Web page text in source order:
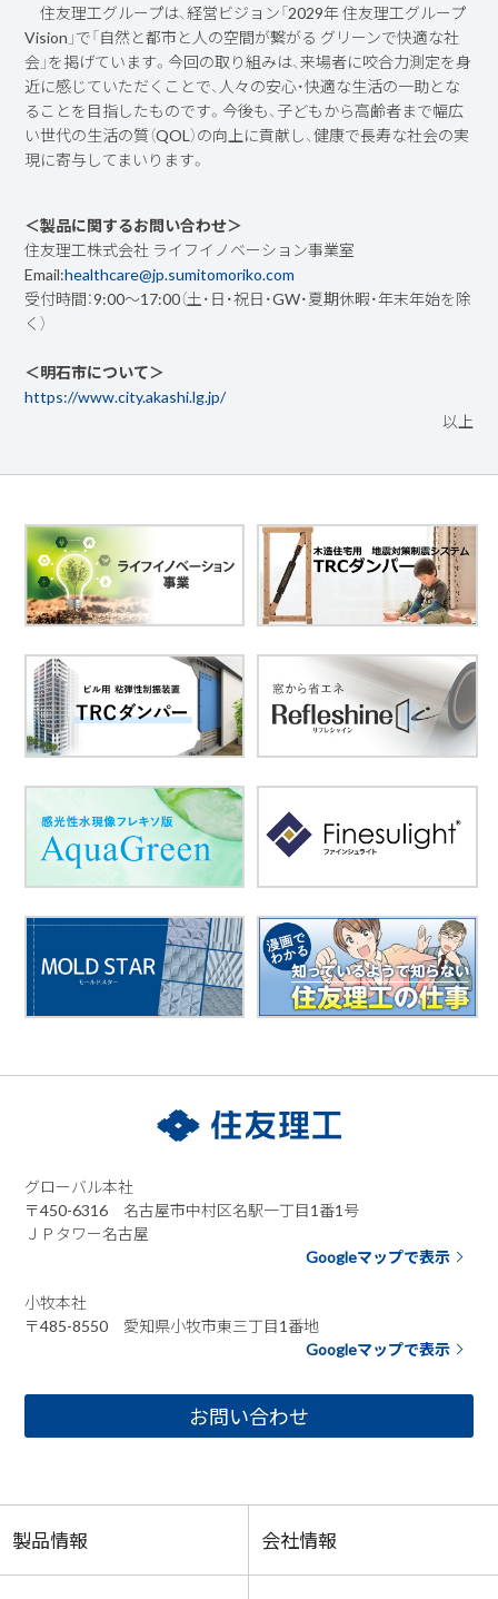
住友理工グループは、経営ビジョン「2029年 住友理工グループ
Vision」で「自然と都市と人の空間が繋がる グリーンで快適な社
会」を掲げています。今回の取り組みは、来場者に咬合力測定を身
近に感じていただくことで、人々の安心・快適な生活の一助とな
ることを目指したものです。今後も、子どもから高齢者まで幅広
い世代の生活の質（QOL）の向上に貢献し、健康で長寿な社会の実
現に寄与してまいります。
＜製品に関するお問い合わせ＞
住友理工株式会社 ライフイノベーション事業室
Email:healthcare@jp.sumitomoriko.com
受付時間：9:00～17:00（土・日・祝日・GW・夏期休暇・年末年始を除
く）
＜明石市について＞
https://www.city.akashi.lg.jp/
以上
グローバル本社
〒450-6316 名古屋市中村区名駅一丁目1番1号
ＪＰタワー名古屋
Googleマップで表示
小牧本社
〒485-8550 愛知県小牧市東三丁目1番地
Googleマップで表示
お問い合わせ
製品情報 会社情報